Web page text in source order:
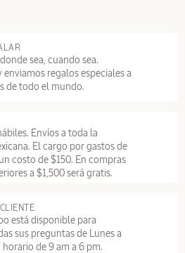
donde sea, cuando sea.
enviamos regalos especiales a
de todo el mundo.
Envíos a toda la
El cargo por gastos de
costo de $150. En compras
a $1,500 será gratis.
está disponible para
sus preguntas de Lunes a
horario de 9 am a 6 pm.